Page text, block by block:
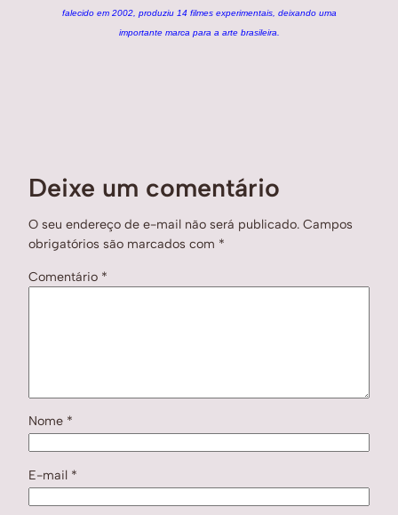
falecido em 2002, produziu 14 filmes experimentais, deixando uma
importante marca para a arte brasileira.
Deixe um comentário
O seu endereço de e-mail não será publicado. Campos
obrigatórios são marcados com *
Comentário *
Nome *
E-mail *